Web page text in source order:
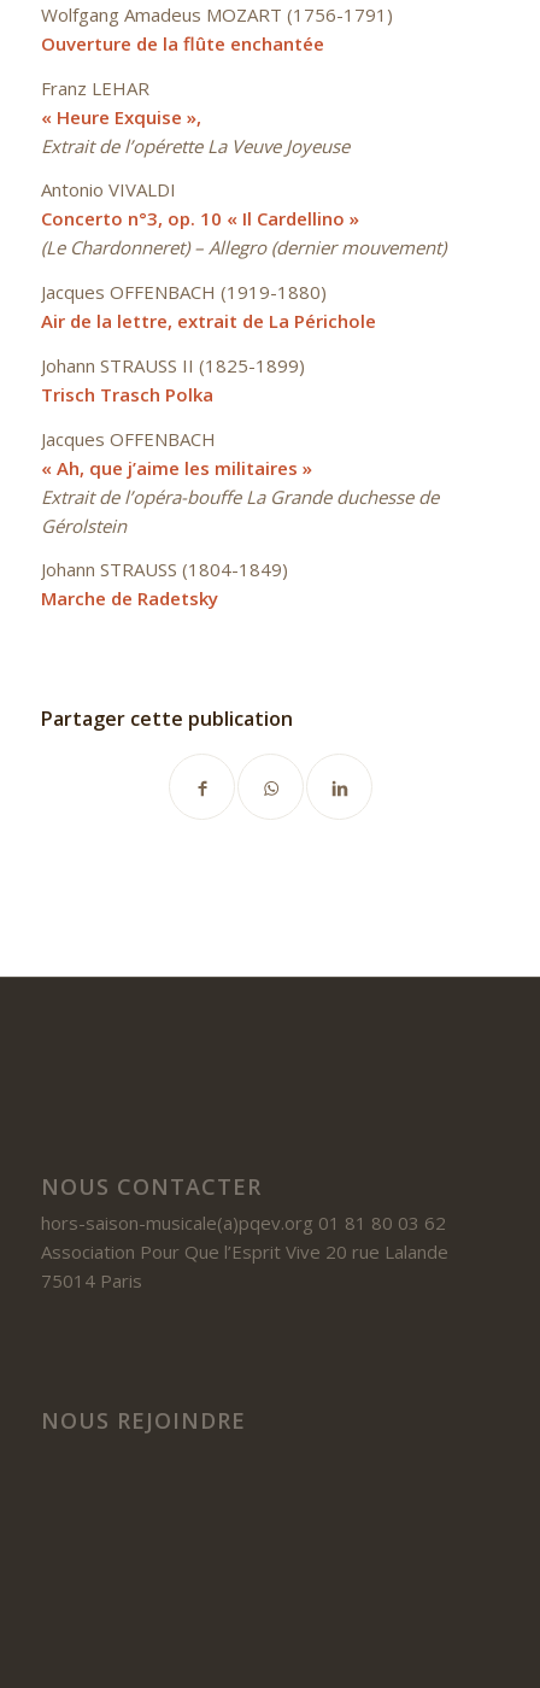
Wolfgang Amadeus MOZART (1756-1791)
Ouverture de la flûte enchantée
Franz LEHAR
« Heure Exquise »,
Extrait de l’opérette La Veuve Joyeuse
Antonio VIVALDI
Concerto n°3, op. 10 « Il Cardellino »
(Le Chardonneret) – Allegro (dernier mouvement)
Jacques OFFENBACH (1919-1880)
Air de la lettre, extrait de La Périchole
Johann STRAUSS II (1825-1899)
Trisch Trasch Polka
Jacques OFFENBACH
« Ah, que j’aime les militaires »
Extrait de l’opéra-bouffe La Grande duchesse de
Gérolstein
Johann STRAUSS (1804-1849)
Marche de Radetsky
Partager cette publication
NOUS CONTACTER
hors-saison-musicale(a)pqev.org 01 81 80 03 62
Association Pour Que l’Esprit Vive 20 rue Lalande
75014 Paris
NOUS REJOINDRE